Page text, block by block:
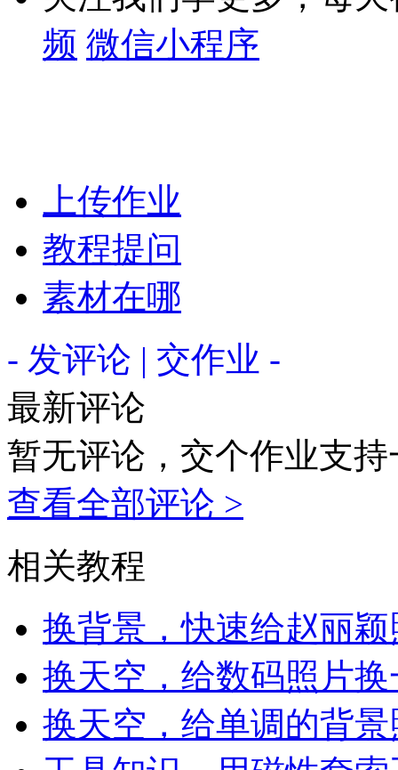
频 微信小程序
上传作业
教程提问
素材在哪
- 发评论 | 交作业 -
最新评论
暂无评论，交个作业支持
查看全部评论 >
相关教程
换背景，快速给赵丽
换天空，给数码照片
换天空，给单调的背